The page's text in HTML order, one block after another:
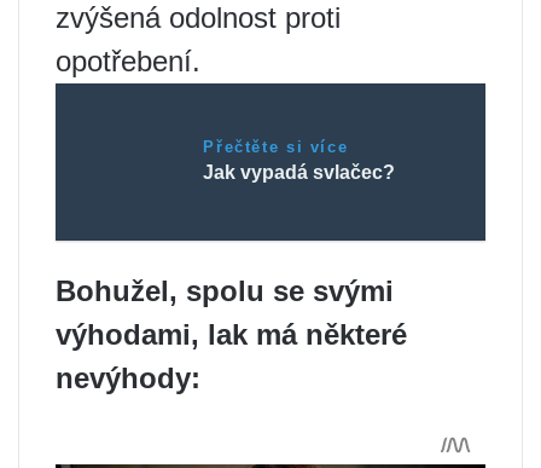
zvýšená odolnost proti
opotřebení.
Přečtěte si více
Jak vypadá svlačec?
Bohužel, spolu se svými
výhodami, lak má některé
nevýhody: